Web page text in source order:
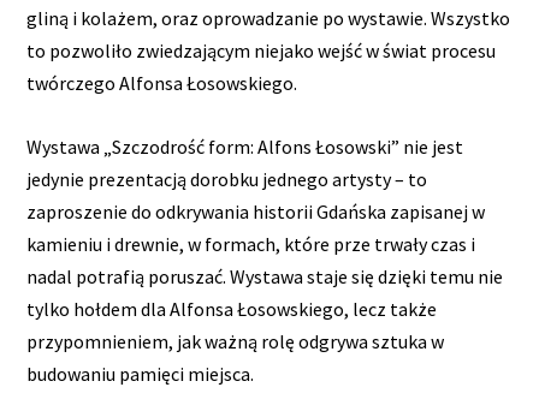
gliną i kolażem, oraz oprowadzanie po wystawie. Wszystko
to pozwoliło zwiedzającym niejako wejść w świat procesu
twórczego Alfonsa Łosowskiego.
Wystawa „Szczodrość form: Alfons Łosowski” nie jest
jedynie prezentacją dorobku jednego artysty – to
zaproszenie do odkrywania historii Gdańska zapisanej w
kamieniu i drewnie, w formach, które prze trwały czas i
nadal potrafią poruszać. Wystawa staje się dzięki temu nie
tylko hołdem dla Alfonsa Łosowskiego, lecz także
przypomnieniem, jak ważną rolę odgrywa sztuka w
budowaniu pamięci miejsca.